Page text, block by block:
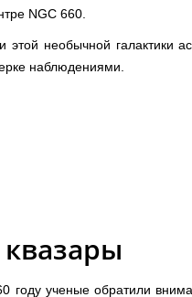
NGC 660.
необычной галактики
наблюдениями.
году ученые обратили